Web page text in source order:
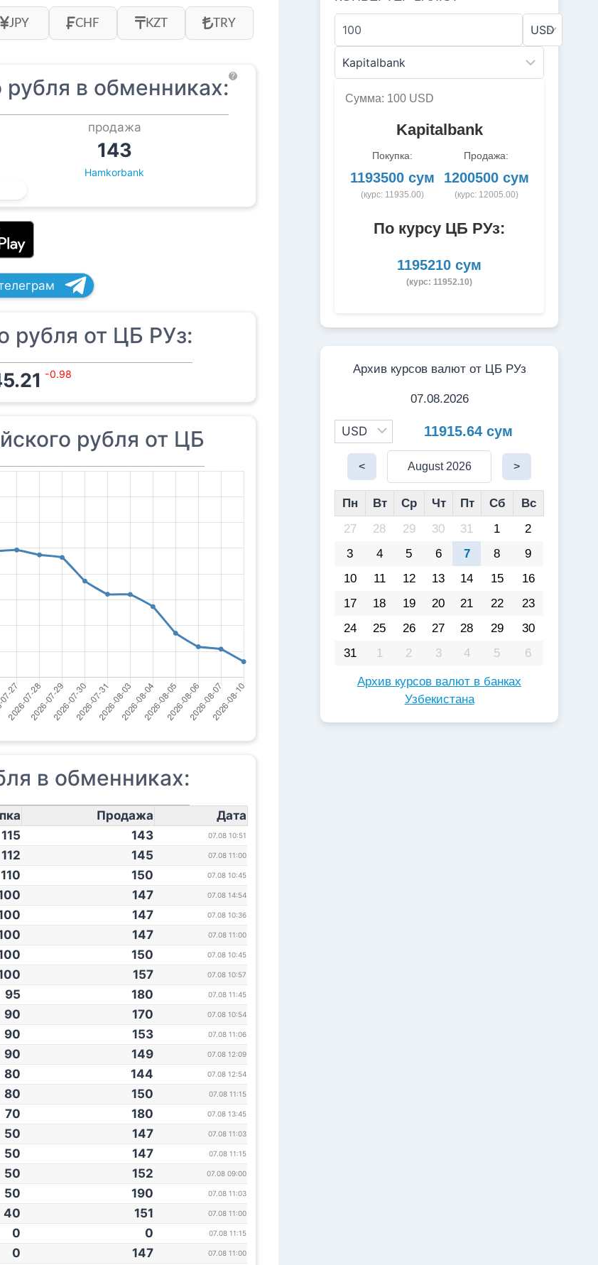
JPY CHF KZT TRY
в обменниках: ?
продажа
143
Hamkorbank
рубля от ЦБ РУз:
-0.98
рубля от ЦБ
в обменниках:
Продажа
Дата
115 143 07.08 10:51
112 145 07.08 11:00
110 150 07.08 10:45
147 07.08 14:54
147 07.08 10:36
147 07.08 11:00
150 07.08 10:45
157 07.08 10:57
95 180 07.08 11:45
90 170 07.08 10:54
90 153 07.08 11:06
90 149 07.08 12:09
80 144 07.08 12:54
80 150 07.08 11:15
70 180 07.08 13:45
50 147 07.08 11:03
50 147 07.08 11:15
50 152 07.08 09:00
50 190 07.08 11:03
40 151 07.08 11:00
0 0 07.08 11:15
0 147 07.08 11:00
Сумма: 100 USD
Kapitalbank
Покупка:
1193500 сум
(курс: 11935.00)
Продажа:
1200500 сум
(курс: 12005.00)
По курсу ЦБ РУз:
1195210 сум
(курс: 11952.10)
Архив курсов валют от ЦБ РУз
07.08.2026
11915.64 сум
< August 2026 >
Пн Вт Ср Чт Пт Сб
Вс
27
28 29 30 31 1
2
3
4 5 6 7 8
9
10
11 12 13 14 15
16
17
18 19 20 21 22
23
24
25 26 27 28 29
30
31
1 2 3 4 5 6
Архив курсов валют в банках
Узбекистана